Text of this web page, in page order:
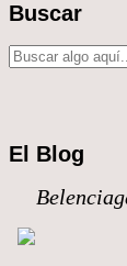
Buscar
El Blog